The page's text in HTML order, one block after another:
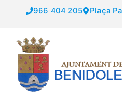
966 404 205 Plaça